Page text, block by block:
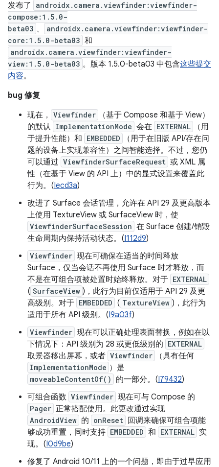
发布了
androidx.camera.viewfinder:viewfinder-
compose:1.5.0-
beta03 、
androidx.camera.viewfinder:viewfinder-
core:1.5.0-beta03 和
androidx.camera.viewfinder:viewfinder-
view:1.5.0-beta03 。版本 1.5.0-beta03 中包含这些提交
内容。
bug 修复
现在，
Viewfinder
（基于 Compose 和基于 View）
的默认 ImplementationMode 会在 EXTERNAL
（用
于提升性能）和 EMBEDDED
（用于在旧版 API/存在问
题的设备上实现兼容性）之间智能选择。不过，您仍
可以通过 ViewfinderSurfaceRequest 或 XML 属
性（在基于 View 的 API 上）中的显式设置来覆盖此
行为。(Iecd3a)
改进了 Surface 会话管理，允许在 API 29 及更高版本
上使用 TextureView 或 SurfaceView 时，使
ViewfinderSurfaceSession 在 Surface 创建/销毁
生命周期内保持活动状态。(I112d9)
Viewfinder 现在可确保在适当的时间释放
Surface，仅当会话不再使用 Surface 时才释放，而
不是在可组合项被处置时始终释放。对于 EXTERNAL
( SurfaceView )，此行为目前仅适用于 API 29 及更
高级别。对于 EMBEDDED ( TextureView )，此行为
适用于所有 API 级别。(I9a03f)
Viewfinder 现在可以正确处理表面替换，例如在以
下情况下：API 级别为 28 或更低级别的 EXTERNAL
取景器移出屏幕，或者 Viewfinder （具有任何
ImplementationMode ）是
moveableContentOf() 的一部分。(I79432)
可组合函数 Viewfinder 现在可与 Compose 的
Pager 正常搭配使用。此更改通过实现
AndroidView 的 onReset 回调来确保可组合项能
够成功重置，同时支持 EMBEDDED 和 EXTERNAL 实
现。(I0d9be)
修复了 Android 10/11 上的一个问题，即由于过早应用